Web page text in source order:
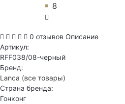
8
0 отзывов Описание
Артикул:
RFF038/08-черный
Бренд:
Lanca (все товары)
Страна бренда:
Гонконг